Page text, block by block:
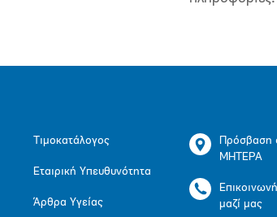
Τιμοκατάλογος
Εταιρική Υπευθυνότητα
Άρθρα Υγείας
Πρόσβαση
ΜΗΤΕΡΑ
μαζί μας